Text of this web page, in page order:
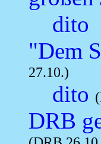
dito
"Dem
27.10.)
dito
DRB